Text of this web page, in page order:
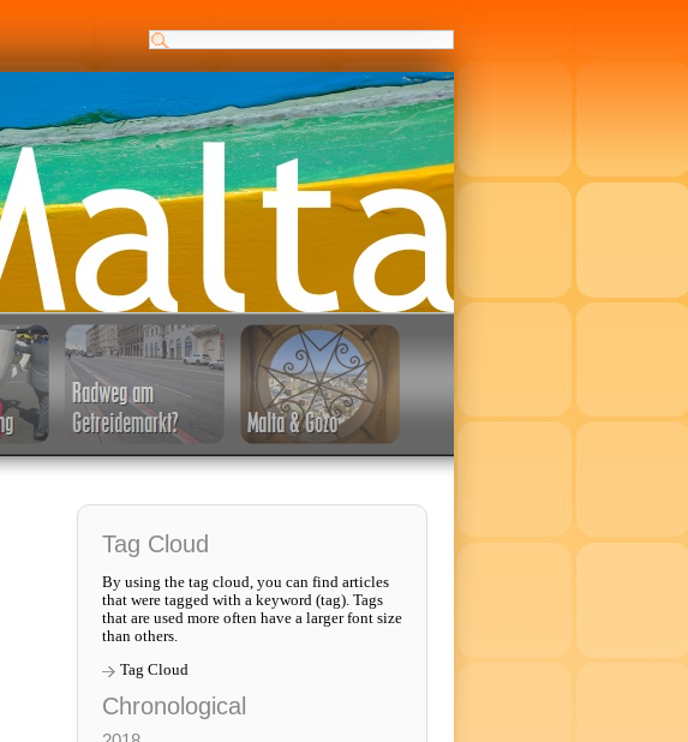
Tag Cloud
By using the tag cloud, you can find articles
that were tagged with a keyword (tag). Tags
that are used more often have a larger font size
than others.
Tag Cloud
Chronological